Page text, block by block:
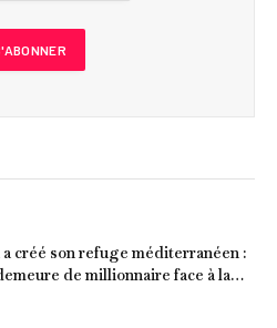
créé son refuge méditerranéen :
de millionnaire face à la
de mer